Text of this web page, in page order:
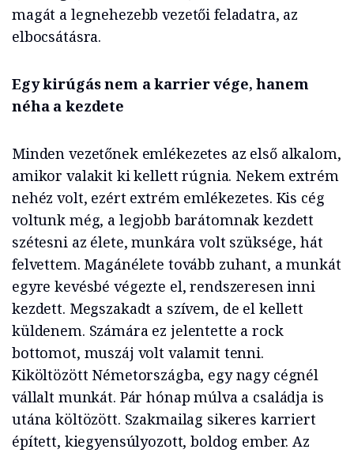
magát a legnehezebb vezetői feladatra, az
elbocsátásra.
Egy kirúgás nem a karrier vége, hanem
néha a kezdete
Minden vezetőnek emlékezetes az első alkalom,
amikor valakit ki kellett rúgnia. Nekem extrém
nehéz volt, ezért extrém emlékezetes. Kis cég
voltunk még, a legjobb barátomnak kezdett
szétesni az élete, munkára volt szüksége, hát
felvettem. Magánélete tovább zuhant, a munkát
egyre kevésbé végezte el, rendszeresen inni
kezdett. Megszakadt a szívem, de el kellett
küldenem. Számára ez jelentette a rock
bottomot, muszáj volt valamit tenni.
Kiköltözött Németországba, egy nagy cégnél
vállalt munkát. Pár hónap múlva a családja is
utána költözött. Szakmailag sikeres karriert
épített, kiegyensúlyozott, boldog ember. Az